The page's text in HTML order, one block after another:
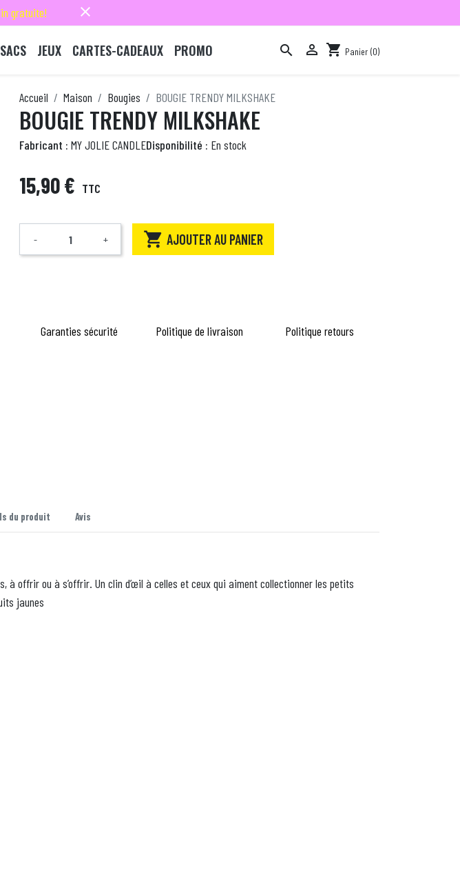
gratuite! close
SACS JEUX CARTES-CADEAUX PROMO   shopping_cart Panier (0)
Accueil Maison Bougies BOUGIE TRENDY MILKSHAKE
BOUGIE TRENDY MILKSHAKE
Fabricant : MY JOLIE CANDLEDisponibilité : En stock
15,90 € TTC
Quantité
- +  AJOUTER AU PANIER
Garanties sécurité Politique de livraison Politique retours
du produit Avis
à offrir ou à s’offrir. Un clin d’œil à celles et ceux qui aiment collectionner les petits
jaunes